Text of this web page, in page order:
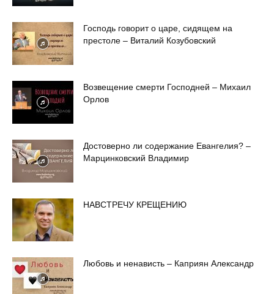
Господь говорит о царе, сидящем на
престоле – Виталий Козубовский
Возвещение смерти Господней – Михаил
Орлов
Достоверно ли содержание Евангелия? –
Марцинковский Владимир
НАВСТРЕЧУ КРЕЩЕНИЮ
Любовь и ненависть – Каприян Александр